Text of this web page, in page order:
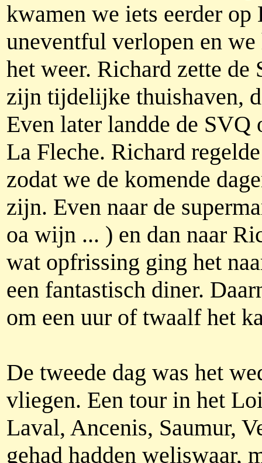
kwamen we iets eerder
uneventful verlopen en
het weer. Richard zette
zijn tijdelijke thuishaven,
Even later landde de SVQ
La Fleche. Richard
zodat we de komende
zijn. Even naar de
oa wijn ... ) en dan naar
wat opfrissing ging het
een fantastisch diner.
om een uur of twaalf het
De tweede dag was het
vliegen. Een tour in het
Laval, Ancenis, Saumur,
gehad hadden weliswaar,